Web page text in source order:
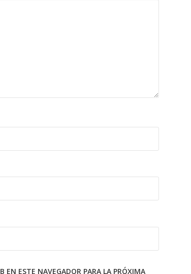
EN ESTE NAVEGADOR PARA LA PRÓXIMA